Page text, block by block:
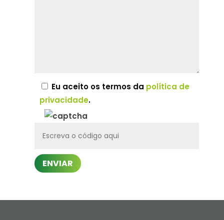
Eu aceito os termos da política de
privacidade.
ENVIAR